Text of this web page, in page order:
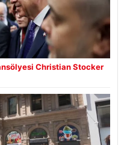
Christian Stocker